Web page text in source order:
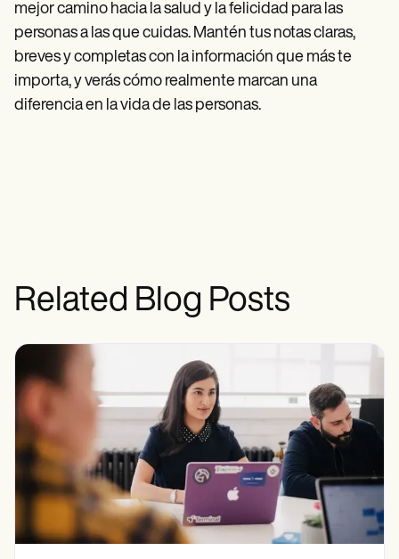
mejor camino hacia la salud y la felicidad para las
personas a las que cuidas. Mantén tus notas claras,
breves y completas con la información que más te
importa, y verás cómo realmente marcan una
diferencia en la vida de las personas.
Related Blog Posts